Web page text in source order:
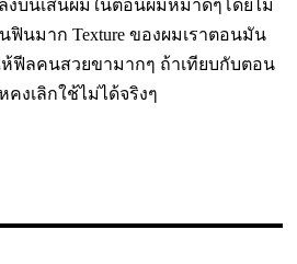
งบนเส้นผมในตอนผมหมาดๆโดยไม่
นมาก Texture ของผมเราตอนมัน
ฟีลคนสวยขามากๆ ถ้าเทียบกับตอน
คงเลิกใช้ไม่ได้จริงๆ